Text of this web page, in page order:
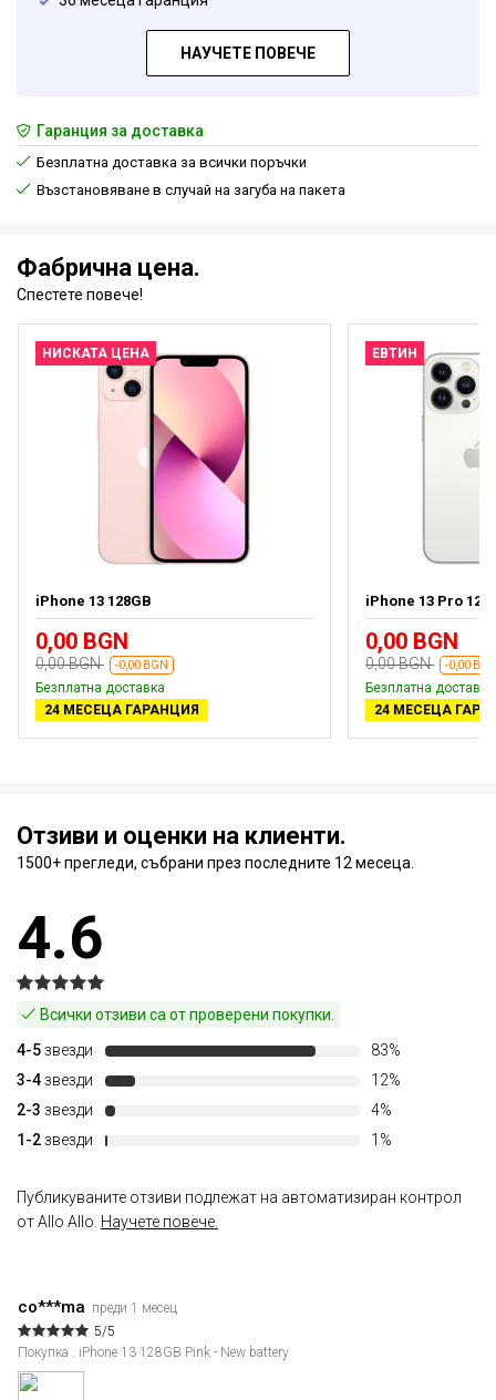
НАУЧЕТЕ ПОВЕЧЕ
Гаранция за доставка
Безплатна доставка за всички поръчки
Възстановяване в случай на загуба на пакета
Фабрична цена.
Спестете повече!
НИСКАТА ЦЕНА
iPhone 13 128GB
0,00 BGN
0,00 BGN -0,00 BGN
Безплатна доставка
24 МЕСЕЦА ГАРАНЦИЯ
ЕВТИН
iPhone 13 Pro
0,00 BGN
0,00 BGN -0,00
Безплатна доставка
24 МЕСЕЦА
Отзиви и оценки на клиенти.
1500+ прегледи, събрани през последните 12 месеца.
4.6
Всички отзиви са от проверени покупки.
4-5звезди
83%
3-4звезди
12%
2-3 звезди
4%
1-2звезди 1%
Публикуваните отзиви подлежат на автоматизиран контрол
от Allo Allo. Научете повече.
co***ma преди 1 месец
5/5
Покупка : iPhone 13 128GB Pink - New battery